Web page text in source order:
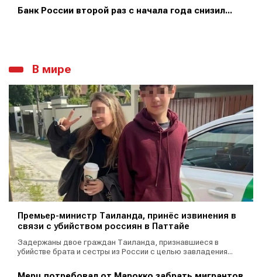
Банк России второй раз с начала года снизил...
В мире
Премьер-министр Таиланда, принёс извинения в
связи с убийством россиян в Паттайе
Задержаны двое граждан Таиланда, признавшиеся в
убийстве брата и сестры из России с целью завладения...